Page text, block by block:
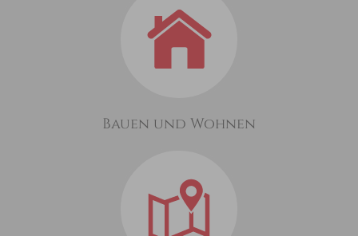
Bauen und Wohnen